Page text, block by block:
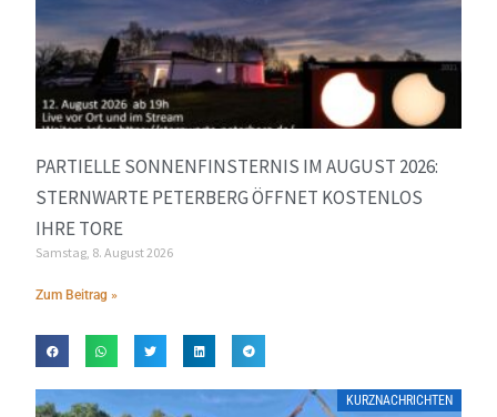
PARTIELLE SONNENFINSTERNIS IM AUGUST 2026:
STERNWARTE PETERBERG ÖFFNET KOSTENLOS
IHRE TORE
Samstag, 8. August 2026
Zum Beitrag »
KURZNACHRICHTEN